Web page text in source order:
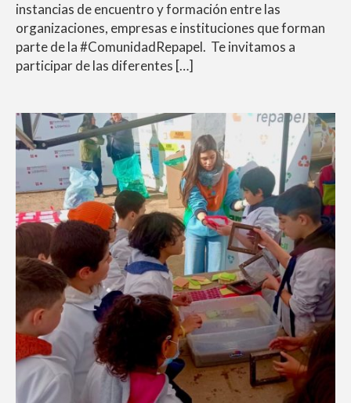
instancias de encuentro y formación entre las
organizaciones, empresas e instituciones que forman
parte de la #ComunidadRepapel. Te invitamos a
participar de las diferentes […]